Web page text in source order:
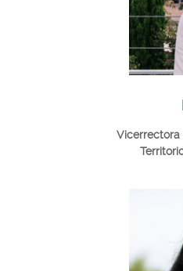
Vicerrectora